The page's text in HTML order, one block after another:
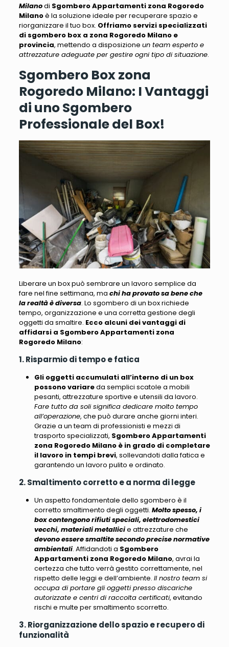
Milanodi Sgombero Appartamenti zona Rogoredo
Milanoè la soluzione ideale per recuperare spazio e
riorganizzare il tuo box. Offriamo servizi specializzati
di sgombero box a zona Rogoredo Milano e
provincia, mettendo a disposizione un team esperto e
attrezzature adeguate per gestire ogni tipo di situazione.
Sgombero Box zona
Rogoredo Milano: I Vantaggi
di uno Sgombero
Professionale del Box!
Liberare un box può sembrare un lavoro semplice da
fare nel fine settimana, ma chi ha provato sa bene che
la realtà è diversa. Lo sgombero di un boxrichiede
tempo, organizzazione e una corretta gestione degli
oggetti da smaltire. Ecco alcuni dei vantaggi di
affidarsi a Sgombero Appartamenti zona
Rogoredo Milano:
1. Risparmio di tempo e fatica
Gli oggetti accumulati all’interno di un box
possono variareda semplici scatole a mobili
pesanti, attrezzature sportive e utensili da lavoro.
Fare tutto da soli significa dedicare molto tempo
all’operazione, che può durare anche giorni interi.
Grazie a un team di professionisti e mezzi di
trasporto specializzati, Sgombero Appartamenti
zona Rogoredo Milano è in grado di completare
il lavoro in tempi brevi, sollevandoti dalla fatica e
garantendo un lavoro pulito e ordinato.
2. Smaltimento corretto e a norma di legge
Un aspetto fondamentale dello sgombero è il
corretto smaltimento degli oggetti. Molto spesso, i
box contengono rifiuti speciali, elettrodomestici
vecchi, materiali metallicie attrezzature che
devono essere smaltite secondo precise normative
ambientali. Affidandoti a Sgombero
Appartamenti zona Rogoredo Milano, avrai la
certezza che tutto verrà gestito correttamente, nel
rispetto delle leggi e dell’ambiente. Il nostro team si
occupa di portare gli oggetti presso discariche
autorizzate e centri di raccolta certificati, evitando
rischi e multe per smaltimento scorretto.
3. Riorganizzazione dello spazio e recupero di
funzionalità